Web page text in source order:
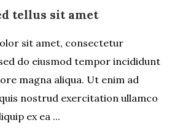
tellus sit amet
sit amet, consectetur
do eiusmod tempor incididunt
magna aliqua. Ut enim ad
nostrud exercitation ullamco
ex ea ...